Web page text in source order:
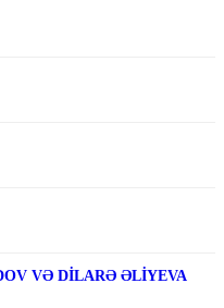
VƏ DİLARƏ ƏLİYEVA